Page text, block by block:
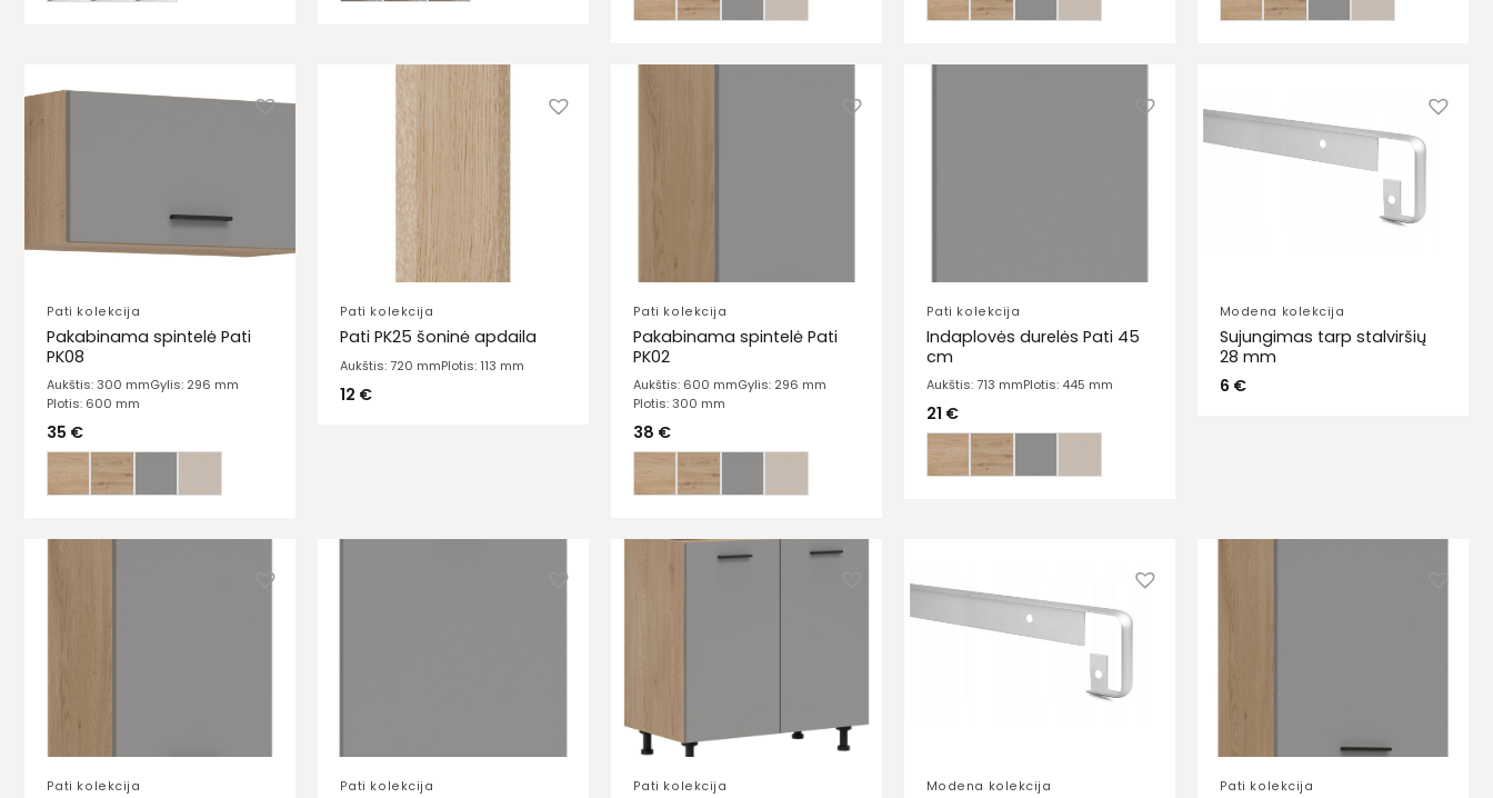
Pati kolekcija
Pakabinama spintelė Pati
PK08
Aukštis: 300 mmGylis: 296 mm
Plotis: 600 mm
35 €
Pati kolekcija
Pati PK25 šoninė apdaila
Aukštis: 720 mmPlotis: 113 mm
12 €
Pati kolekcija
Pakabinama spintelė Pati
PK02
Aukštis: 600 mmGylis: 296 mm
Plotis: 300 mm
38 €
Pati kolekcija
Indaplovės durelės Pati 45
cm
Aukštis: 713 mmPlotis: 445 mm
21 €
Modena kolekcija
Sujungimas tarp stalviršių
28 mm
6 €
Pati kolekcija Pati kolekcija Pati kolekcija Modena kolekcija Pati kolekcija